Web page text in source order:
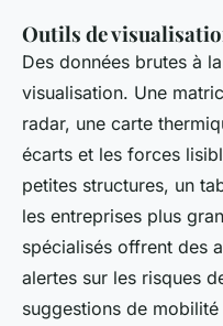
Outils de
Des données brutes à
visualisation. Une
radar, une carte
écarts et les forces
petites structures, un
les entreprises plus
spécialisés offrent des
alertes sur les risques
suggestions de mobilité